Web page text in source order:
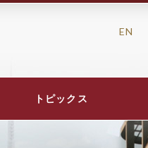
EN
トピックス